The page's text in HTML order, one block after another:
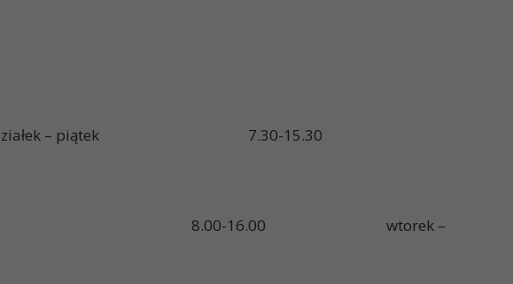
– piątek 7.30-15.30
8.00-16.00 wtorek –